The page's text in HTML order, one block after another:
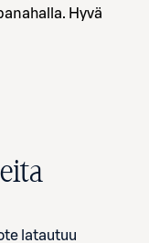
Hyvä
latautuu